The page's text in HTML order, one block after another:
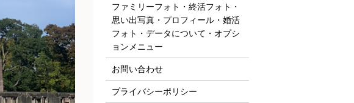
ファミリーフォト・終活フォト・
思い出写真・プロフィール・婚活
フォト・データについて・オプシ
ョンメニュー
お問い合わせ
プライバシーポリシー